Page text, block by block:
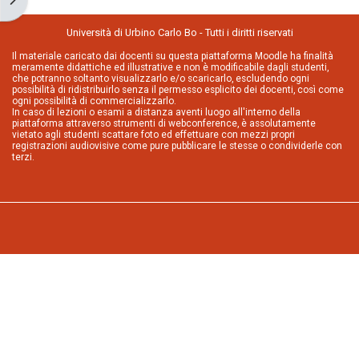
Università di Urbino Carlo Bo - Tutti i diritti riservati
Il materiale caricato dai docenti su questa piattaforma Moodle ha finalità
meramente didattiche ed illustrative e non è modificabile dagli studenti,
che potranno soltanto visualizzarlo e/o scaricarlo, escludendo ogni
possibilità di ridistribuirlo senza il permesso esplicito dei docenti, così come
ogni possibilità di commercializzarlo.
In caso di lezioni o esami a distanza aventi luogo all'interno della
piattaforma attraverso strumenti di webconference, è assolutamente
vietato agli studenti scattare foto ed effettuare con mezzi propri
registrazioni audiovisive come pure pubblicare le stesse o condividerle con
terzi.